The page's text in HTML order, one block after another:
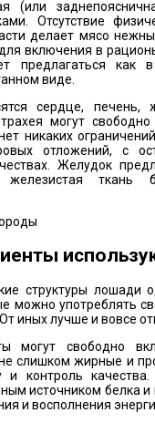
(или
Отсутствие
делает мясо
включения в
предлагаться
виде.
сердце, печень,
могут свободно
никаких
отложений, с
Желудок
железистая ткань
структуры лошади
можно употреблять
иных лучше и вовсе
могут свободно
слишком жирные и
и контроль
источником белка
и восполнения